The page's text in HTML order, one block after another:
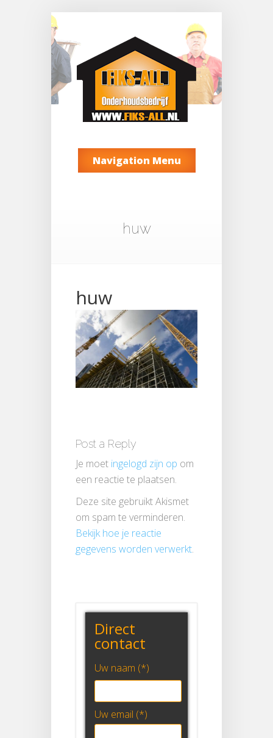
Navigation Menu
huw
huw
Post a Reply
Je moet ingelogd zijn op om
een reactie te plaatsen.
Deze site gebruikt Akismet
om spam te verminderen.
Bekijk hoe je reactie
gegevens worden verwerkt.
Direct
contact
Uw naam (*)
Uw email (*)